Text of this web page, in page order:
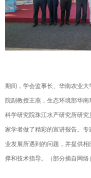
期间，学会监事长、华南农业
院副教授王燕，生态环境部华
科学研究院珠江水产研究所研
家学者做了精彩的宣讲报告。
业发展所遇到的问题，并提供
撑和技术指导。（部分摘自网络）